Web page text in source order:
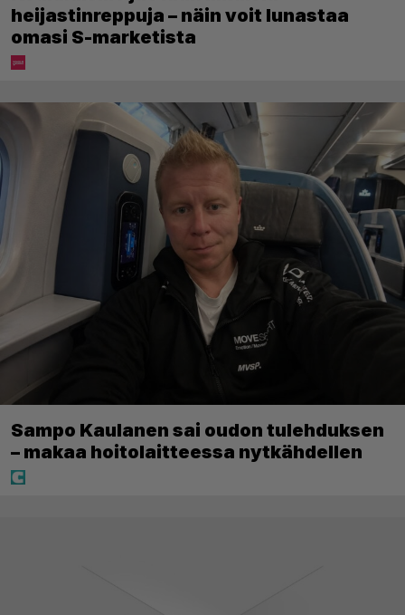
heijastinreppuja – näin voit lunastaa
omasi S-marketista
Sampo Kaulanen sai oudon tulehduksen
– makaa hoitolaitteessa nytkähdellen